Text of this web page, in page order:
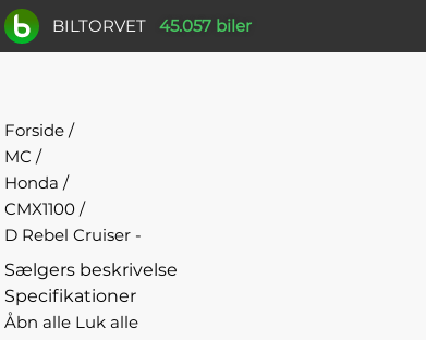
BILTORVET 45.057 biler
Forside /
MC /
Honda /
CMX1100 /
D Rebel Cruiser -
Sælgers beskrivelse
Specifikationer
Åbn alle Luk alle